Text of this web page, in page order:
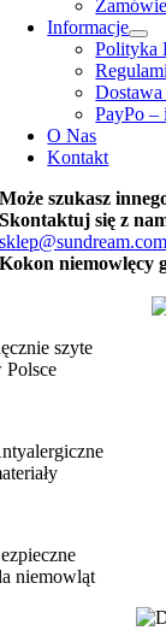
Informacje
Polityka
PayPo –
O Nas
Kontakt
Może szukasz
Skontaktuj się z
Kokon niemowlęcy
szyte
Polsce
niemowląt